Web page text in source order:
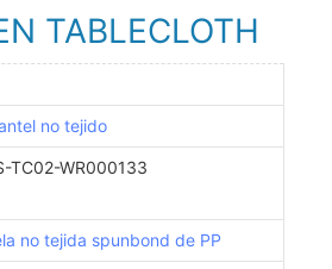
TABLECLOTH
no tejido
TC02-WR000133
no tejida spunbond de PP